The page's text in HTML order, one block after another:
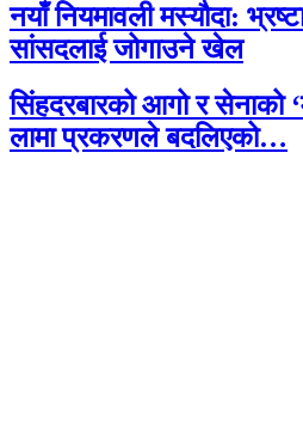
नयाँ नियमावली मस्यौदा:
सांसदलाई जोगाउने खेल
सिंहदरबारको आगो र सेनाको
लामा प्रकरणले बदलिएको…